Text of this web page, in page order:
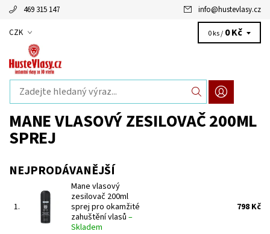
469 315 147 info@hustevlasy.cz
CZK 0 ks / 0 Kč
MANE VLASOVÝ ZESILOVAČ 200ML
SPREJ
NEJPRODÁVANĚJŠÍ
1.
Mane vlasový
zesilovač 200ml
sprej pro okamžité
zahuštění vlasů –
Skladem
798 Kč